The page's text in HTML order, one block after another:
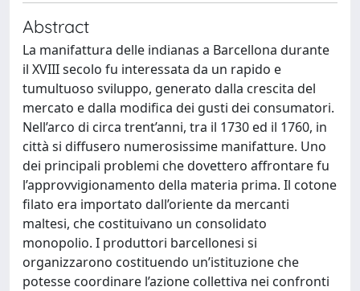
Abstract
La manifattura delle indianas a Barcellona durante
il XVIII secolo fu interessata da un rapido e
tumultuoso sviluppo, generato dalla crescita del
mercato e dalla modifica dei gusti dei consumatori.
Nell’arco di circa trent’anni, tra il 1730 ed il 1760, in
città si diffusero numerosissime manifatture. Uno
dei principali problemi che dovettero affrontare fu
l’approvvigionamento della materia prima. Il cotone
filato era importato dall’oriente da mercanti
maltesi, che costituivano un consolidato
monopolio. I produttori barcellonesi si
organizzarono costituendo un’istituzione che
potesse coordinare l’azione collettiva nei confronti